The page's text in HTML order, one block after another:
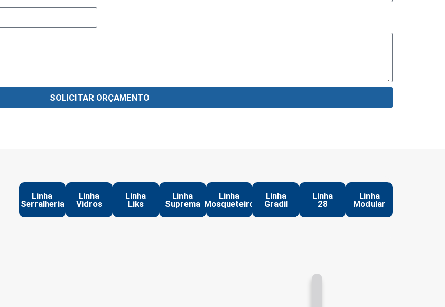
SOLICITAR ORÇAMENTO
Linha
Serralheria
Linha
Vidros
Linha
Liks
Linha
Suprema
Linha
Mosqueteiro
Linha
Gradil
Linha
28
Linha
Modular